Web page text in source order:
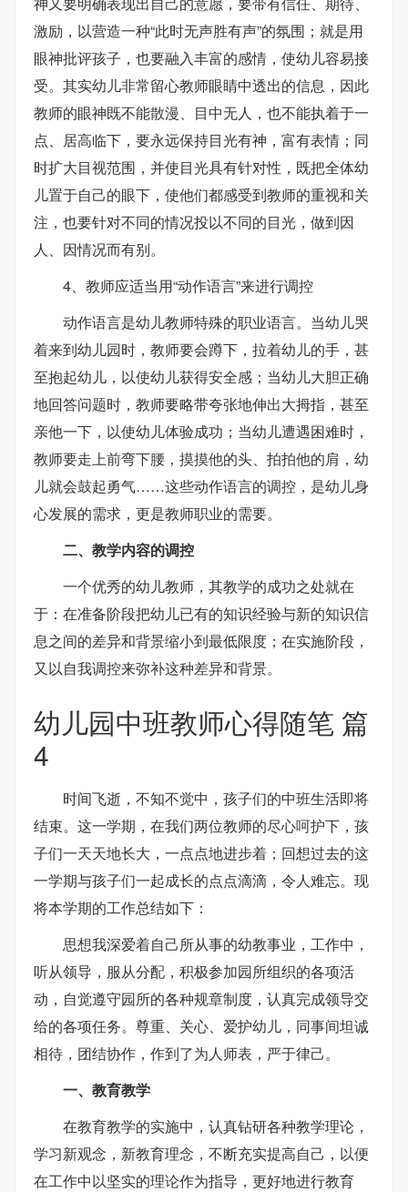
激励，以营造一种“此时无声胜有声”的氛围；就是用
眼神批评孩子，也要融入丰富的感情，使幼儿容易接
受。其实幼儿非常留心教师眼睛中透出的信息，因此
教师的眼神既不能散漫、目中无人，也不能执着于一
点、居高临下，要永远保持目光有神，富有表情；同
时扩大目视范围，并使目光具有针对性，既把全体幼
儿置于自己的眼下，使他们都感受到教师的重视和关
注，也要针对不同的情况投以不同的目光，做到因
人、因情况而有别。
4、教师应适当用“动作语言”来进行调控
动作语言是幼儿教师特殊的职业语言。当幼儿哭
着来到幼儿园时，教师要会蹲下，拉着幼儿的手，甚
至抱起幼儿，以使幼儿获得安全感；当幼儿大胆正确
地回答问题时，教师要略带夸张地伸出大拇指，甚至
亲他一下，以使幼儿体验成功；当幼儿遭遇困难时，
教师要走上前弯下腰，摸摸他的头、拍拍他的肩，幼
儿就会鼓起勇气……这些动作语言的调控，是幼儿身
心发展的需求，更是教师职业的需要。
二、教学内容的调控
一个优秀的幼儿教师，其教学的成功之处就在
于：在准备阶段把幼儿已有的知识经验与新的知识信
息之间的差异和背景缩小到最低限度；在实施阶段，
又以自我调控来弥补这种差异和背景。
幼儿园中班教师心得随笔 篇
4
时间飞逝，不知不觉中，孩子们的中班生活即将
结束。这一学期，在我们两位教师的尽心呵护下，孩
子们一天天地长大，一点点地进步着；回想过去的这
一学期与孩子们一起成长的点点滴滴，令人难忘。现
将本学期的工作总结如下：
思想我深爱着自己所从事的幼教事业，工作中，
听从领导，服从分配，积极参加园所组织的各项活
动，自觉遵守园所的各种规章制度，认真完成领导交
给的各项任务。尊重、关心、爱护幼儿，同事间坦诚
相待，团结协作，作到了为人师表，严于律己。
一、教育教学
在教育教学的实施中，认真钻研各种教学理论，
学习新观念，新教育理念，不断充实提高自己，以便
在工作中以坚实的理论作为指导，更好地进行教育